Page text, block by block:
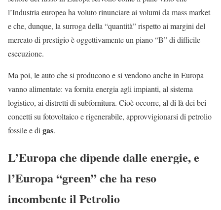
l’Industria europea ha voluto rinunciare ai volumi da mass market
e che, dunque, la surroga della “quantità” rispetto ai margini del
mercato di prestigio è oggettivamente un piano “B” di difficile
esecuzione.
Ma poi, le auto che si producono e si vendono anche in Europa
vanno alimentate: va fornita energia agli impianti, al sistema
logistico, ai distretti di subfornitura. Cioè occorre, al di là dei bei
concetti su fotovoltaico e rigenerabile, approvvigionarsi di petrolio
fossile e digas.
L’Europa che dipende dalle energie, e
l’Europa “green” che ha reso
incombente il Petrolio